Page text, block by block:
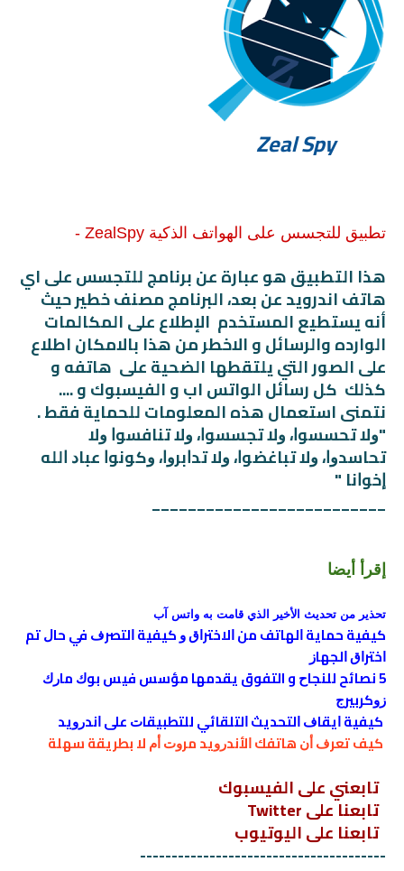
Zeal Spy
تطبيق للتجسس على الهواتف الذكية ZealSpy -
هذا التطبيق هو عبارة عن برنامج للتجسس على اي
هاتف اندرويد عن بعد، البرنامج مصنف خطير حيث
أنه يستطيع المستخدم الإطلاع على المكالمات
الوارده والرسائل و الاخطر من هذا بالامكان اطلاع
على الصور التي يلتقطها الضحية على هاتفه و
كذلك كل رسائل الواتس اب و الفيسبوك و ....
نتمنى استعمال هذه المعلومات للحماية فقط .
"ﻭﻻ ﺗﺤﺴﺴﻮﺍ، ﻭﻻ ﺗﺠﺴﺴﻮﺍ، ﻭﻻ ﺗﻨﺎﻓﺴﻮﺍ ﻭﻻ
ﺗﺤﺎﺳﺪﻭﺍ، ﻭﻻ ﺗﺒﺎﻏﻀﻮﺍ، ﻭﻻ ﺗﺪﺍﺑﺮﻭﺍ، ﻭﻛﻮﻧﻮﺍ ﻋﺒﺎﺩ ﺍﻟﻠﻪ
ﺇﺧﻮﺍﻧﺎ "
__________________________
إقرأ أيضا
ﺗﺤﺬﻳﺮ ﻣﻦ ﺗﺤﺪﻳﺚ ﺍﻷﺧﻴﺮ ﺍﻟﺬﻱ ﻗﺎﻣﺖ ﺑﻪ ﻭﺍﺗﺲ ﺁﺏ
ﻛﻴﻔﻴﺔ ﺣﻤﺎﻳﺔ ﺍﻟﻬﺎﺗﻒ ﻣﻦ ﺍﻻﺧﺘﺮﺍﻕ ﻭ ﻛﻴﻔﻴﺔ ﺍﻟﺘﺼﺮﻑ ﻓﻲ ﺣﺎﻝ ﺗﻢ
ﺍﺧﺘﺮﺍﻕ ﺍﻟﺠﻬﺎﺯ
5 ﻧﺼﺎﺋﺢ ﻟﻠﻨﺠﺎﺡ و التفوق يقدمها ﻣﺆﺳﺲ ﻓﻴﺲ ﺑﻮﻙ ﻣﺎﺭﻙ
ﺯﻭﻛﺮﺑﻴﺮﺝ
ﻛﻴﻔﻴﺔ ﺍﻳﻘﺎﻑ ﺍﻟﺘﺤﺪﻳﺚ ﺍﻟﺘﻠﻘﺎﺋﻲ ﻟﻠﺘﻄﺒﻴﻘﺎﺕ ﻋﻠﻰ ﺍﻧﺪﺭﻭﻳﺪ
ﻛﻴﻒ ﺗﻌﺮﻑ ﺃﻥ ﻫﺎﺗﻔﻚ ﺍﻷﻧﺪﺭﻭﻳﺪ ﻣﺮﻭﺕ ﺃﻡ ﻻ ﺑﻄﺮﻳﻘﺔ ﺳﻬﻠﺔ
تابعني على الفيسبوك
تابعنا على Twitter
تابعنا على اليوتيوب
---------------------------------------